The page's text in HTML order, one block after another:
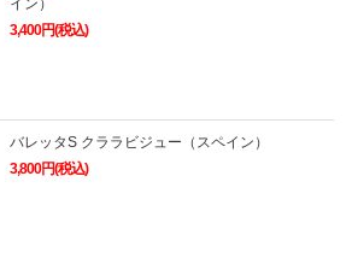
イン）
3,400円(税込)
バレッタS クララビジュー（スペイン）
3,800円(税込)